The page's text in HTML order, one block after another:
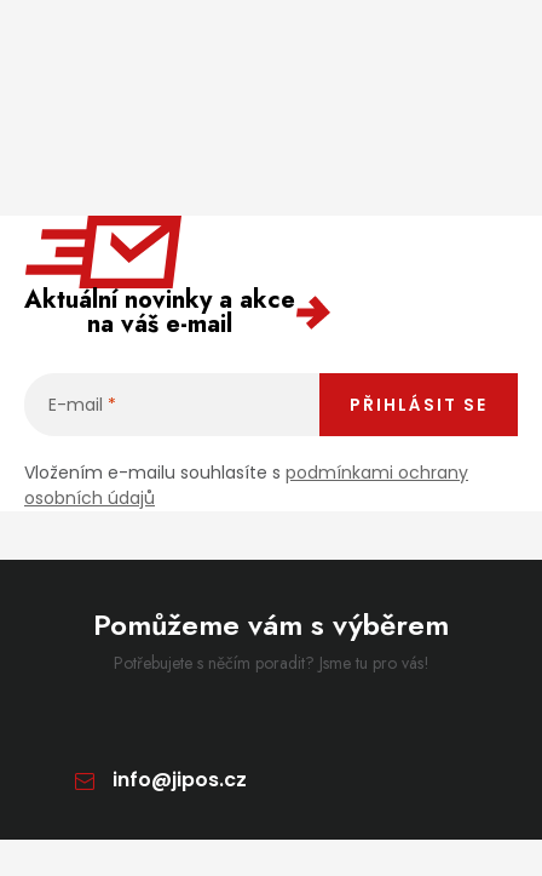
Aktuální novinky a akce
na váš e-mail
E-mail
Vložením e-mailu souhlasíte s podmínkami ochrany
osobních údajů
PŘIHLÁSIT SE
Pomůžeme vám s výběrem
Potřebujete s něčím poradit? Jsme tu pro vás!
info@jipos.cz